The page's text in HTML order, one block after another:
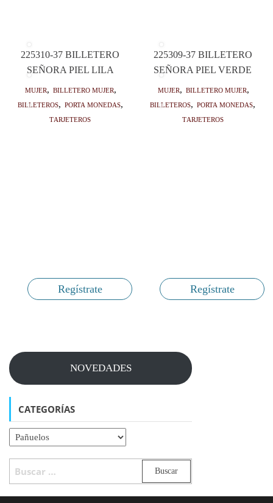
225310-37 BILLETERO
SEÑORA PIEL LILA
Mujer, Billetero mujer,
Billeteros, Porta monedas,
Tarjeteros
Regístrate
225309-37 BILLETERO
SEÑORA PIEL VERDE
Mujer, Billetero mujer,
Billeteros, Porta monedas,
Tarjeteros
Regístrate
NOVEDADES
CATEGORÍAS